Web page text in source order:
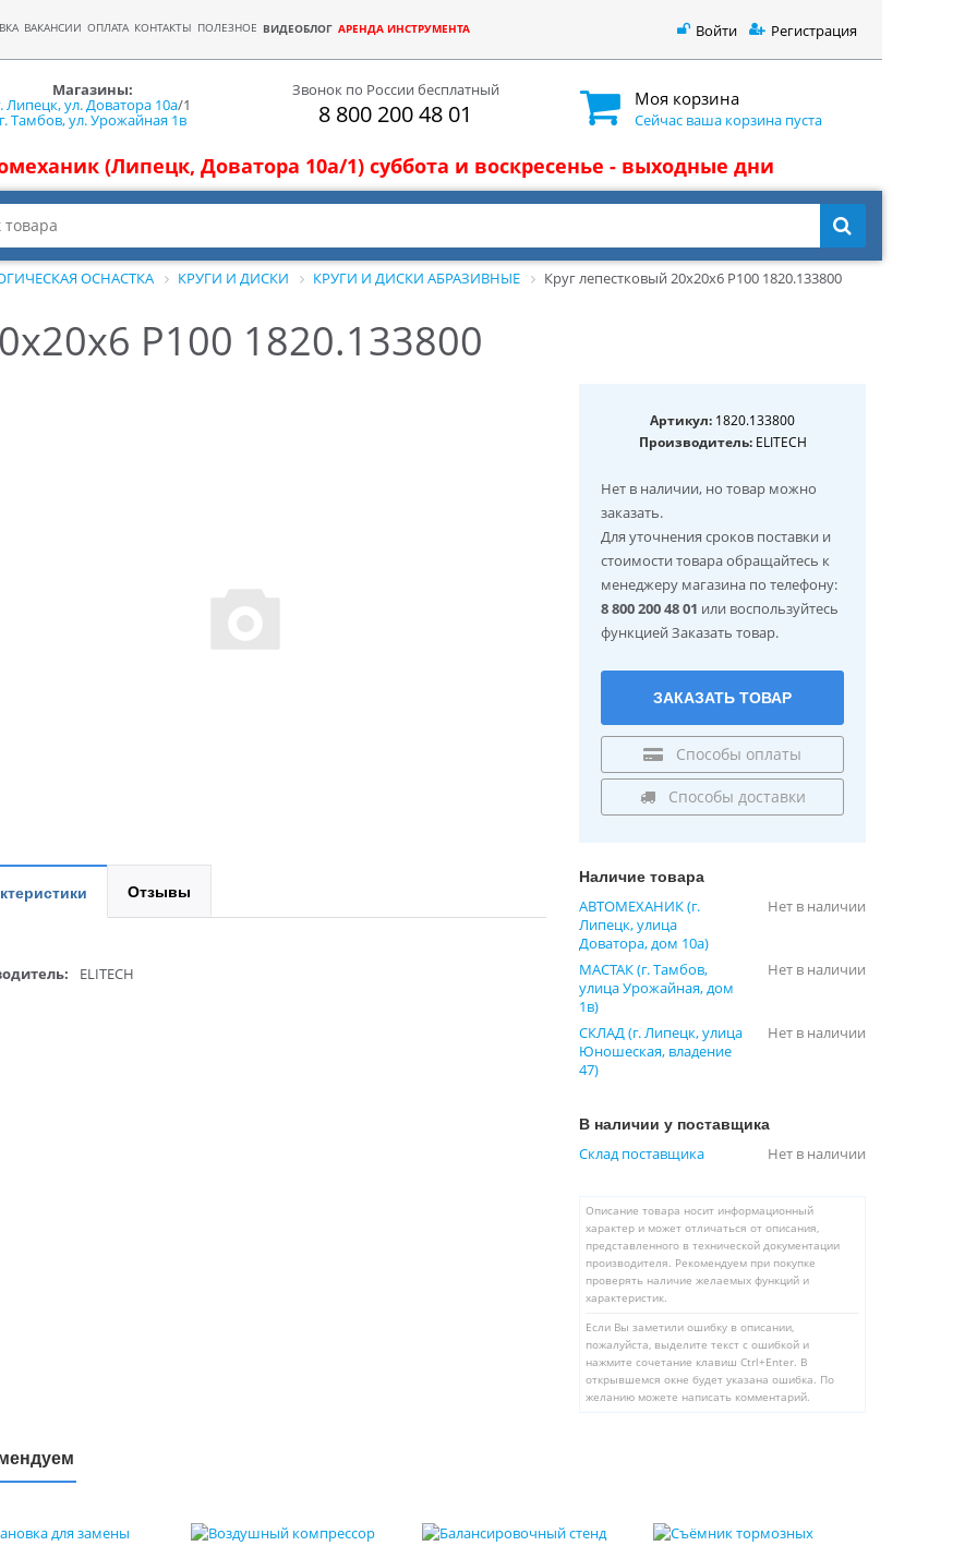
ВАКАНСИИ ОПЛАТА КОНТАКТЫ ПОЛЕЗНОЕ ВИДЕОБЛОГ АРЕНДА ИНСТРУМЕНТА Войти Регистрация
Магазины:
Липецк, ул. Доватора 10а/1
г. Тамбов, ул. Урожайная 1в
Звонок по России бесплатный
8 800 200 48 01
Моя корзина
Сейчас ваша корзина пуста
(Липецк, Доватора 10а/1) суббота и воскресенье - выходные дни
ОСНАСТКА КРУГИ И ДИСКИ КРУГИ И ДИСКИ АБРАЗИВНЫЕ Круг лепестковый 20х20х6 P100 1820.133800
P100 1820.133800
Артикул: 1820.133800
Производитель:ELITECH
Нет в наличии, но товар можно
заказать.
Для уточнения сроков поставки и
стоимости товара обращайтесь к
менеджеру магазина по телефону:
8 800 200 48 01 или воспользуйтесь
функцией Заказать товар.
ЗАКАЗАТЬ ТОВАР
Способы оплаты
Способы доставки
Отзывы
ELITECH
Наличие товара
АВТОМЕХАНИК (г.
Липецк, улица
Доватора, дом 10а)
Нет в наличии
МАСТАК (г. Тамбов,
улица Урожайная, дом
1в)
Нет в наличии
СКЛАД (г. Липецк, улица
Юношеская, владение
47)
Нет в наличии
В наличии у поставщика
Склад поставщика Нет в наличии
Описание товара носит информационный
характер и может отличаться от описания,
представленного в технической документации
производителя. Рекомендуем при покупке
проверять наличие желаемых функций и
характеристик.
Если Вы заметили ошибку в описании,
пожалуйста, выделите текст с ошибкой и
нажмите сочетание клавиш Ctrl+Enter. В
открывшемся окне будет указана ошибка. По
желанию можете написать комментарий.